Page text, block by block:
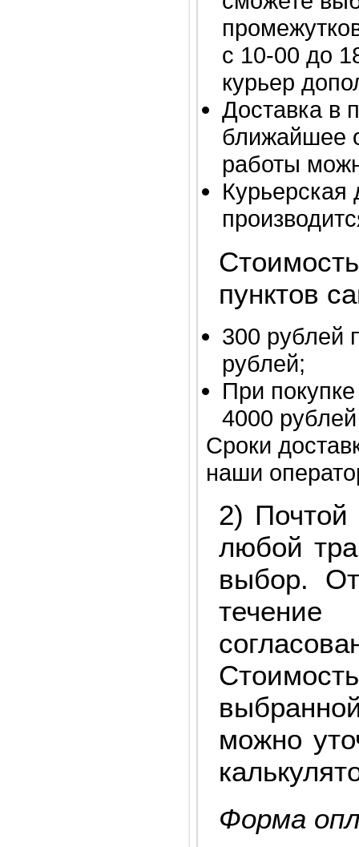
с 10-00 до
курьер
Доставка в
ближайшее
работы
пунктов
300 рублей
рублей;
При
4000
Сроки
наши
2)
любой
выбор.
можно
Форма